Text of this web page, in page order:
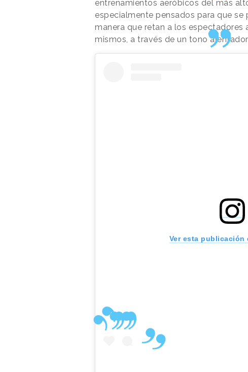
entrenamientos aeróbicos del más
especialmente pensados para que se
manera que retan a los espectadores
mismos, a través de un tono
Ver esta publicación